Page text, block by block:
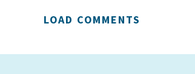
LOAD COMMENTS